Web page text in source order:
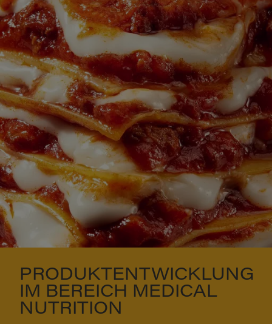
PRODUKTENTWICKLUNG
IM BEREICH MEDICAL
NUTRITION